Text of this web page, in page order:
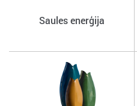
Saules enerģija